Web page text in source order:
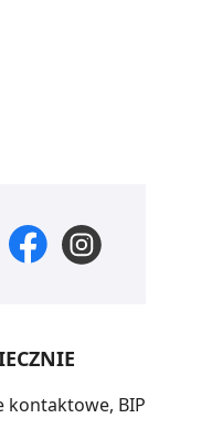
kontaktowe, BIP